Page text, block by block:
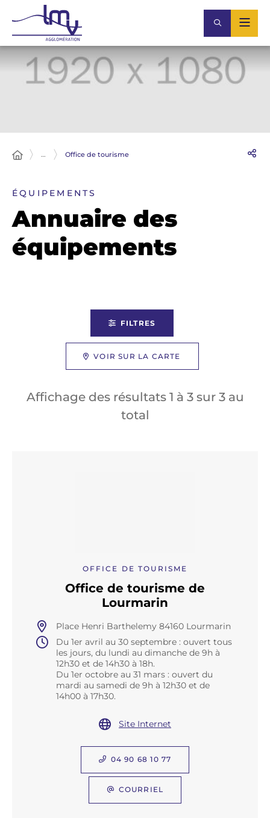
… Office de tourisme
ÉQUIPEMENTS
Annuaire des
équipements
FILTRES
VOIR SUR LA CARTE
Affichage des résultats 1 à 3sur 3au
total
OFFICE DE TOURISME
Office de tourisme de
Lourmarin
Place Henri Barthelemy 84160 Lourmarin
Du 1er avril au 30 septembre : ouvert tous
les jours, du lundi au dimanche de 9h à
12h30 et de 14h30 à 18h.
Du 1er octobre au 31 mars : ouvert du
mardi au samedi de 9h à 12h30 et de
14h00 à 17h30.
Site Internet
04 90 68 10 77
COURRIEL